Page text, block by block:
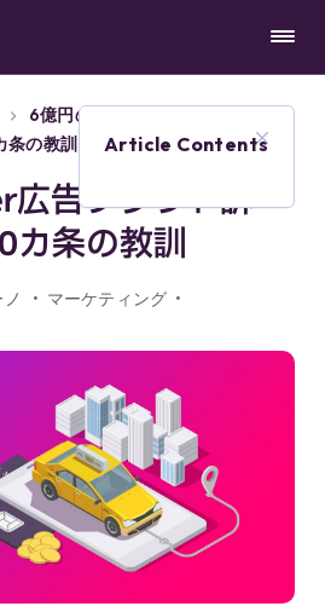
6億円のUber広告フ
条の教訓
広告フラウド訴
カ条の教訓
マーケティング
Article Contents